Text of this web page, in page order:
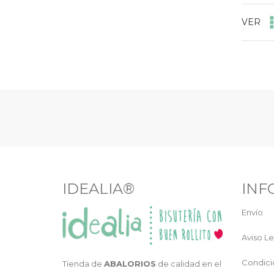
VER
IDEALIA®
Tienda de ABALORIOS de calidad en el
Envío
Aviso